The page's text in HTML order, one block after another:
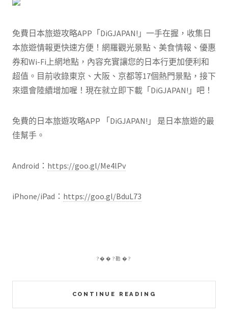
免費日本旅遊攻略APP「DiGJAPAN!」一手在握，收集日
本旅遊情報更快速方便！網羅觀光景點、美食情報、優惠
券和Wi-Fi上網地點，內容充實讓您的日本行更加便利和
超值。目前收錄東京、大阪、京都等17個熱門景點，接下
來還會陸續增加喔！現在就立即下載「DiGJAPAN!」吧！
免費的日本旅遊攻略APP 「DiGJAPAN!」 是日本旅遊的最
佳幫手。
Android： https://goo.gl/Me4lPv
iPhone/iPad： https://goo.gl/BduL73
CONTINUE READING
?��?鞈�?